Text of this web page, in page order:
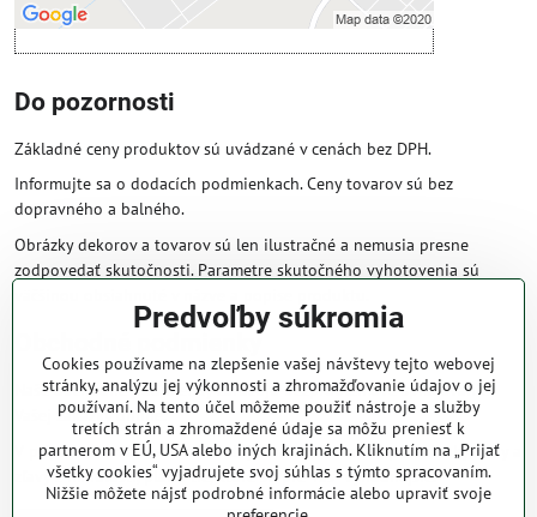
Do pozornosti
Základné ceny produktov sú uvádzané v cenách bez DPH.
Informujte sa o dodacích podmienkach. Ceny tovarov sú bez
dopravného a balného.
Obrázky dekorov a tovarov sú len ilustračné a nemusia presne
zodpovedať skutočnosti. Parametre skutočného vyhotovenia sú
Obchodné podmienky
Naše obchodné podmienky zaručujú bezproblémové spracovanie
Vašej zakázky online.
V prípade, že máte s nami už dojednané obchodné podmienky, ceny a
zľavy z minulosti, platia tie, ktoré sú pre Vás výhodnejšie.
Predvoľby súkromia
Cookies používame na zlepšenie vašej návštevy tejto webovej
stránky, analýzu jej výkonnosti a zhromažďovanie údajov o jej
používaní. Na tento účel môžeme použiť nástroje a služby
tretích strán a zhromaždené údaje sa môžu preniesť k
partnerom v EÚ, USA alebo iných krajinách. Kliknutím na „Prijať
všetky cookies“ vyjadrujete svoj súhlas s týmto spracovaním.
Nižšie môžete nájsť podrobné informácie alebo upraviť svoje